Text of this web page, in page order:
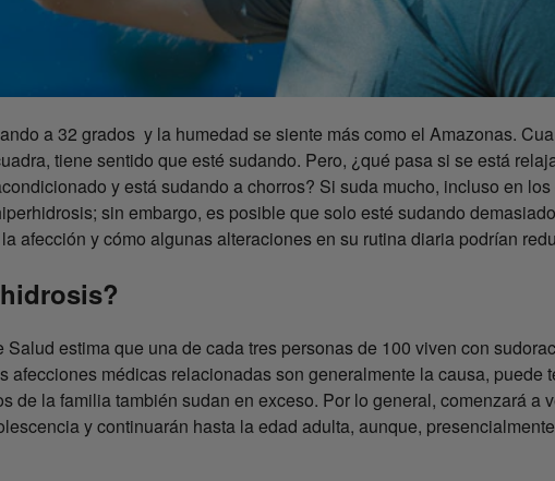
a 32 grados y la humedad se siente más como el Amazonas.
tiene sentido que esté sudando. Pero, ¿qué pasa si se está
y está sudando a chorros? Si suda mucho, incluso en
sin embargo, es posible que solo esté sudando
afección y cómo algunas alteraciones en su rutina diaria podrían
estima que una de cada tres personas de 100 viven con
afecciones médicas relacionadas son generalmente la causa, puede
de la familia también sudan en exceso. Por lo general, comenzará a
y continuarán hasta la edad adulta, aunque,